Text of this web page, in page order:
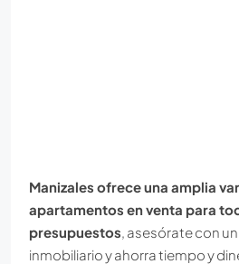
Manizales ofrece una amplia
apartamentos en venta para
presupuestos , asesórate con
inmobiliario y ahorra tiempo y